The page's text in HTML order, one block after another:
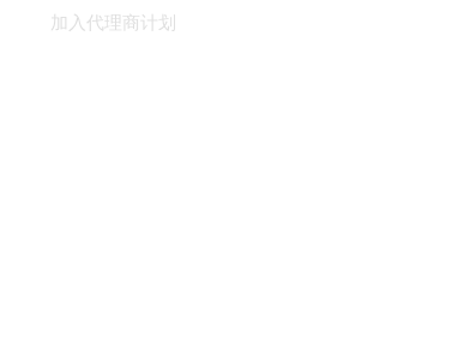
加入代理商计划